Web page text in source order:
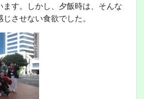
ます。しかし、夕飯時は、そんな
させない食欲でした。